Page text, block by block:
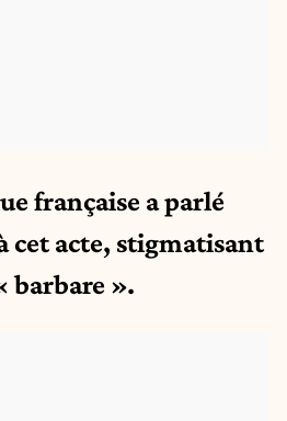
française a parlé
cet acte, stigmatisant
barbare ».